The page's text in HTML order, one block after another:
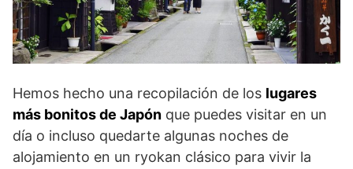
Hemos hecho una recopilación de los lugares
más bonitos de Japón que puedes visitar en un
día o incluso quedarte algunas noches de
alojamiento en un ryokan clásico para vivir la